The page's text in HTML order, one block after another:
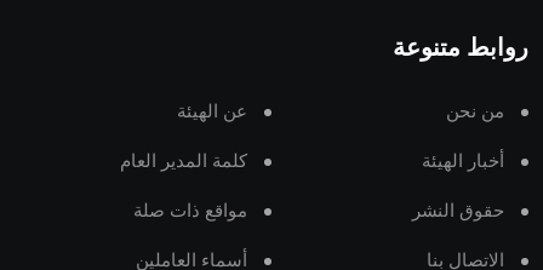
روابط متنوعة
من نحن عن الهيئة
أخبار الهيئة كلمة المدير العام
حقوق النشر مواقع ذات صلة
الاتصال بنا أسماء العاملين